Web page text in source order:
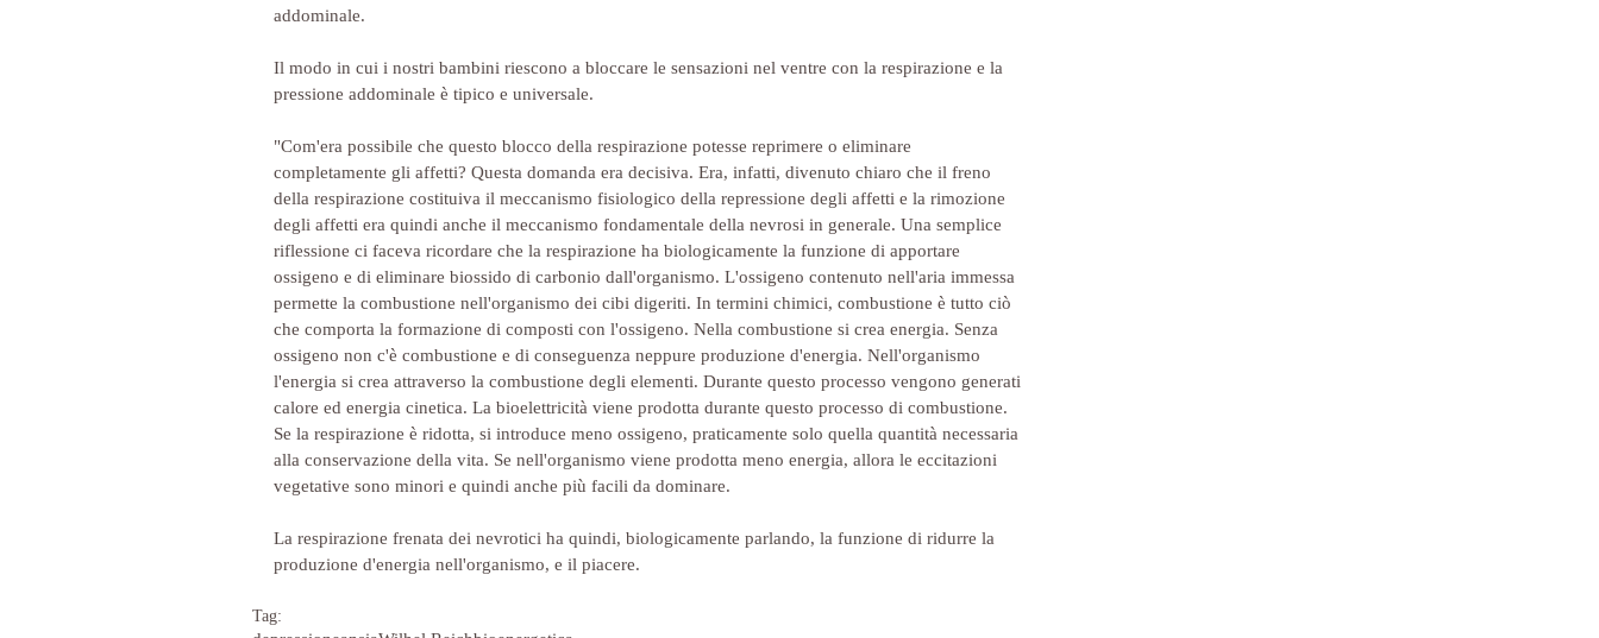
addominale.
Il modo in cui i nostri bambini riescono a bloccare le sensazioni nel ventre con la respirazione e la
pressione addominale è tipico e universale.
"Com'era possibile che questo blocco della respirazione potesse reprimere o eliminare
completamente gli affetti? Questa domanda era decisiva. Era, infatti, divenuto chiaro che il freno
della respirazione costituiva il meccanismo fisiologico della repressione degli affetti e la rimozione
degli affetti era quindi anche il meccanismo fondamentale della nevrosi in generale. Una semplice
riflessione ci faceva ricordare che la respirazione ha biologicamente la funzione di apportare
ossigeno e di eliminare biossido di carbonio dall'organismo. L'ossigeno contenuto nell'aria immessa
permette la combustione nell'organismo dei cibi digeriti. In termini chimici, combustione è tutto ciò
che comporta la formazione di composti con l'ossigeno. Nella combustione si crea energia. Senza
ossigeno non c'è combustione e di conseguenza neppure produzione d'energia. Nell'organismo
l'energia si crea attraverso la combustione degli elementi. Durante questo processo vengono generati
calore ed energia cinetica. La bioelettricità viene prodotta durante questo processo di combustione.
Se la respirazione è ridotta, si introduce meno ossigeno, praticamente solo quella quantità necessaria
alla conservazione della vita. Se nell'organismo viene prodotta meno energia, allora le eccitazioni
vegetative sono minori e quindi anche più facili da dominare.
La respirazione frenata dei nevrotici ha quindi, biologicamente parlando, la funzione di ridurre la
produzione d'energia nell'organismo, e il piacere.
Tag: